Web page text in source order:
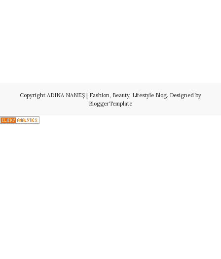
Copyright ADINA NANEŞ | Fashion, Beauty, Lifestyle Blog. Designed by
BloggerTemplate